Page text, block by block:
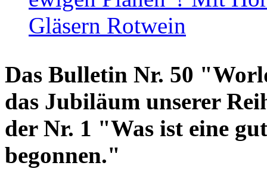
Gläsern Rotwein
Das Bulletin Nr. 50
das Jubiläum unserer
der Nr. 1 "Was ist eine
begonnen."